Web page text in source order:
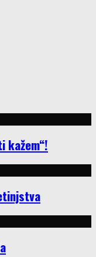
kažem“!